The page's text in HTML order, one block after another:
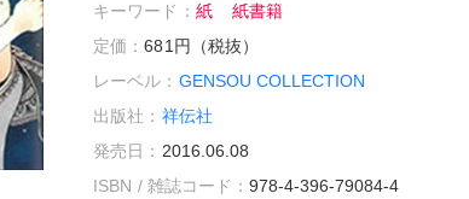
キーワード： 紙
紙書籍
定価：681円（税抜）
レーベル： GENSOU COLLECTION
出版社： 祥伝社
発売日： 2016.06.08
ISBN / 雑誌コード： 978-4-396-79084-4